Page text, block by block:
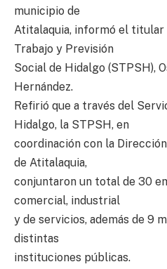
municipio de
Atitalaquia, informó el titular
Trabajo y Previsión
Social de Hidalgo (STPSH),
Hernández.
Refirió que a través del
Hidalgo, la STPSH, en
coordinación con la
de Atitalaquia,
conjuntaron un total de 30
comercial, industrial
y de servicios, además de 9
distintas
instituciones públicas.